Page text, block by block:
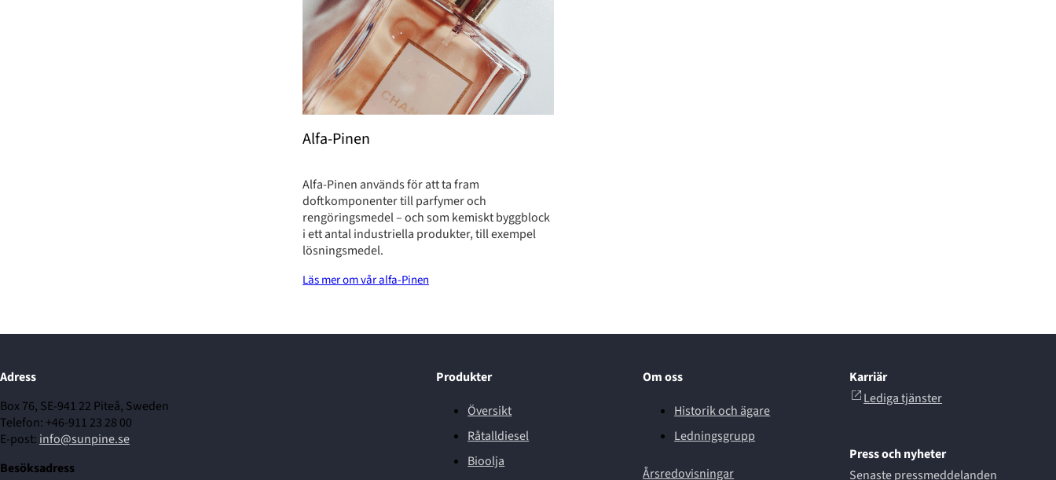
Alfa-Pinen
Alfa-Pinen används för att ta fram
doftkomponenter till parfymer och
rengöringsmedel – och som kemiskt byggblock
i ett antal industriella produkter, till exempel
lösningsmedel.
Läs mer om vår alfa-Pinen
Adress
Box 76, SE-941 22 Piteå, Sweden
Telefon: +46-911 23 28 00
E-post: info@sunpine.se
Besöksadress
Produkter
Översikt
Råtalldiesel
Bioolja
Om oss
Historik och ägare
Ledningsgrupp
Årsredovisningar
Karriär
Lediga tjänster
Press och nyheter
Senaste pressmeddelanden